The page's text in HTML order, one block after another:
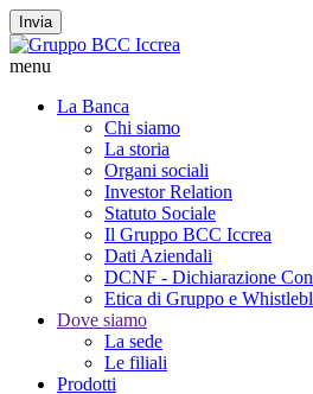
Invia
menu
La Banca
Chi siamo
La storia
Organi sociali
Investor Relation
Statuto Sociale
Il Gruppo BCC Iccrea
Dati Aziendali
DCNF - Dichiarazione
Etica di Gruppo e
Dove siamo
La sede
Le filiali
Prodotti